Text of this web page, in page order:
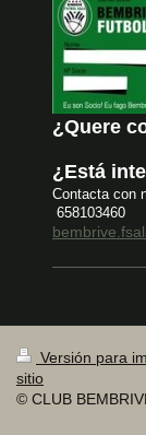
¿Quere
¿Está
Contacta con
658103460
Versión para
sitio
© CLUB